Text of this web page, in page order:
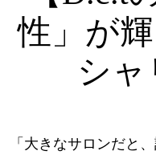
性」が
シャ
「大きなサロンだと